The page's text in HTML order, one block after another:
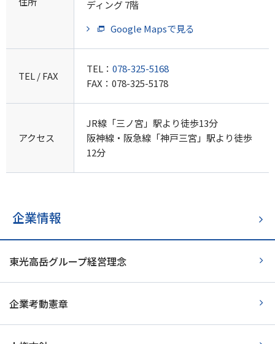
ディング 7階
Google Mapsで見る
TEL / FAX
TEL： 078-325-5168
FAX：078-325-5178
アクセス
JR線「三ノ宮」駅より徒歩13分
阪神線・阪急線「神戸三宮」駅より徒歩
12分
企業情報
東光高岳グループ経営理念
企業考動憲章